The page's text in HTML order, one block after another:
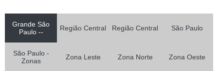
Grande São
Paulo --
Região Central Região Central São Paulo
São Paulo -
Zonas
Zona Leste Zona Norte Zona Oeste